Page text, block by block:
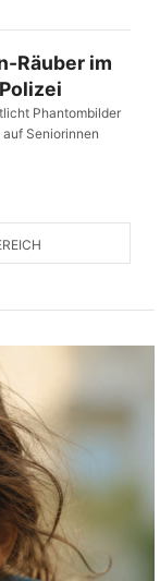
Räuber im
Phantombilder
Seniorinnen